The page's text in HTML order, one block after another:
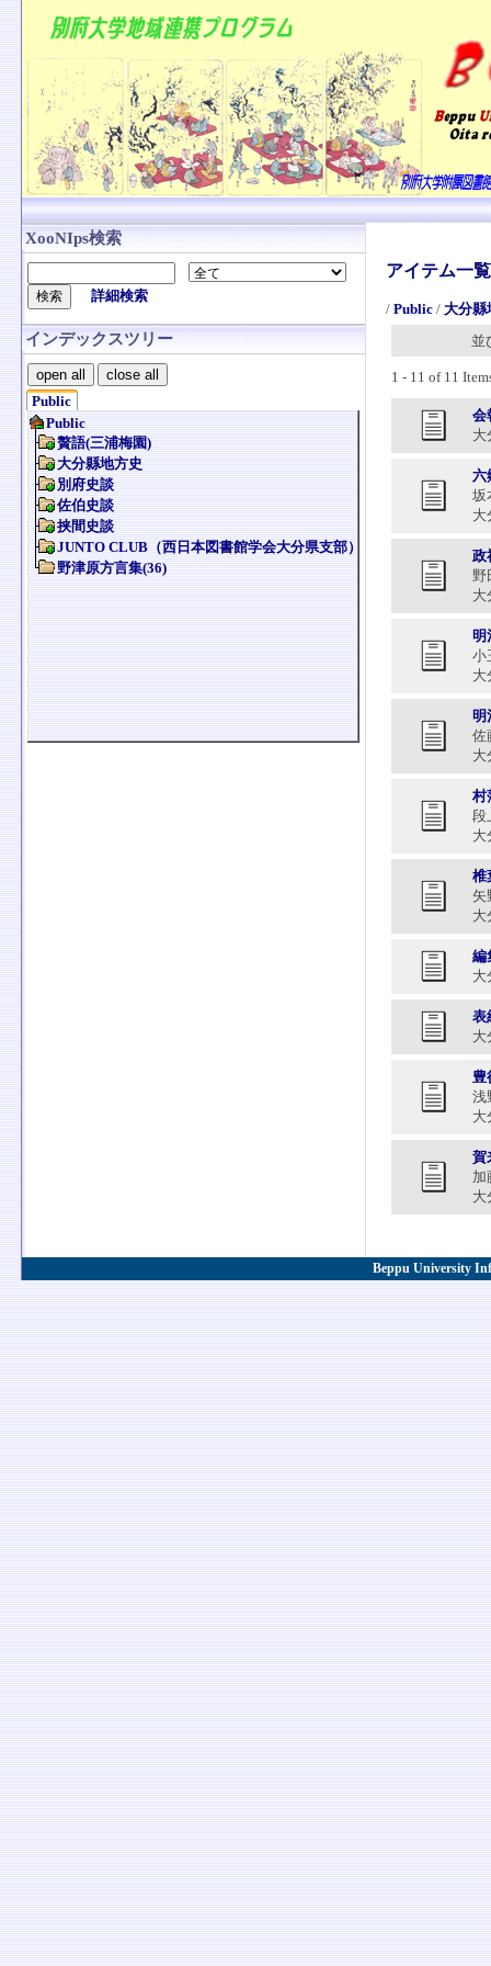
XooNIps検索
詳細検索
インデックスツリー
open all
close all
Public
アイテム一覧
/ Public/ 大分縣
並
1 - 11 of 11
会
大
六
坂
大
政
野
大
明
小
大
明
佐
大
村
段
大
椎
矢
大
編
大
表
大
豊
浅
大
賀
加
大
Beppu University